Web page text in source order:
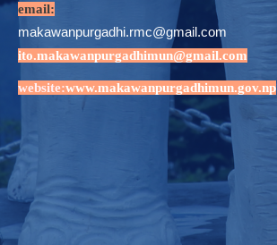
email:
makawanpurgadhi.rmc@gmail.com
ito.makawanpurgadhimun@gmail.com
website:www.makawanpurgadhimun.gov.np